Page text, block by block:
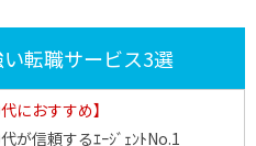
転職サービス3選
におすすめ】
が信頼するｴｰｼﾞｪﾝﾄNo.1